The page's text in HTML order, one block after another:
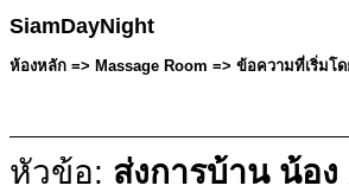
SiamDayNight
ห้องหลัก => Massage Room => ข้อความที่เริ่มโ
หัวข้อ: ส่งการบ้าน น้อ